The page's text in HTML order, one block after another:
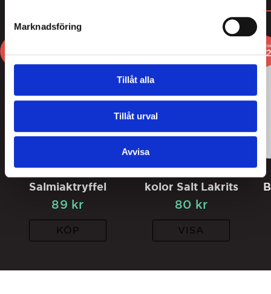
Marknadsföring
Tillåt alla
Tillåt urval
Avvisa
32
Lakritsroten
Salmiaktryffel
89 kr
KÖP
Pärlans Ask 5st
kolor Salt Lakrits
80 kr
VISA
32